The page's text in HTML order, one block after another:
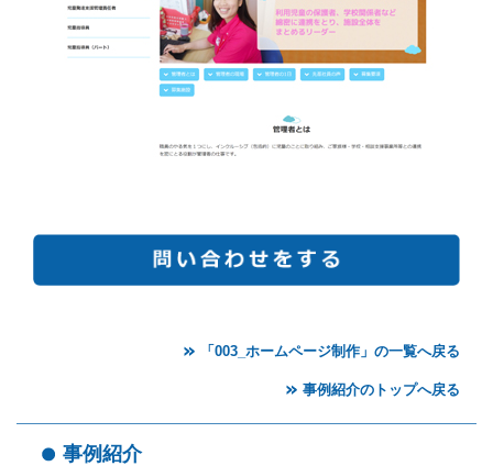
「003_ホームページ制作」の一覧へ戻る
事例紹介のトップへ戻る
事例紹介